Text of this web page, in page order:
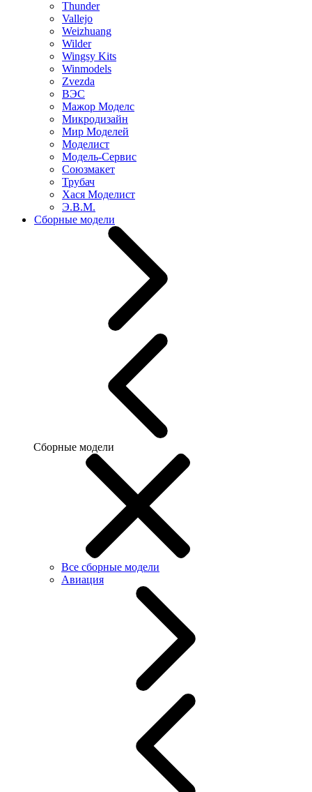
Thunder
Vallejo
Weizhuang
Wilder
Wingsy Kits
Winmodels
Zvezda
ВЭС
Мажор Моделс
Микродизайн
Мир Моделей
Моделист
Модель-Сервис
Союзмакет
Трубач
Хася Моделист
Э.В.М.
Сборные модели
Сборные модели
Все сборные модели
Авиация